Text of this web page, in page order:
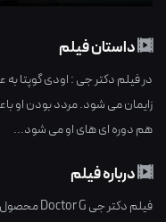
داستان فیلم
در فیلم دکتر جی : اودی گوپتا به
زایمان می شود. مردد بودن او
هم دوره ای های او می شود...
درباره فیلم
فیلم دکتر جی Doctor G محصول کشور